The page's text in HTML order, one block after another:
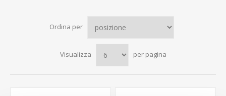
Ordina per
Visualizza per pagina